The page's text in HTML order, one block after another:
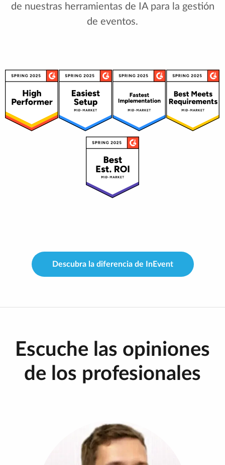
de nuestras herramientas de IA para la gestión
de eventos.
Descubra la diferencia de InEvent
Escuche las opiniones
de los profesionales
"Al pasarnos a InEvent, empezamos a adoptar un
aspecto más de retransmisión para nuestros